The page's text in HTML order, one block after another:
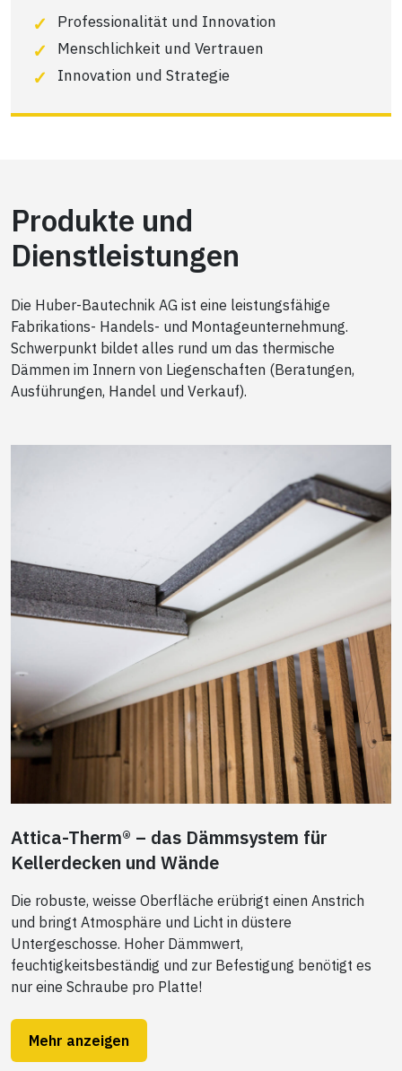
Professionalität und Innovation
Menschlichkeit und Vertrauen
Innovation und Strategie
Produkte und
Dienstleistungen
Die Huber-Bautechnik AG ist eine leistungsfähige
Fabrikations- Handels- und Montageunternehmung.
Schwerpunkt bildet alles rund um das thermische
Dämmen im Innern von Liegenschaften (Beratungen,
Ausführungen, Handel und Verkauf).
Attica-Therm® – das Dämmsystem für
Kellerdecken und Wände
Die robuste, weisse Oberfläche erübrigt einen Anstrich
und bringt Atmosphäre und Licht in düstere
Untergeschosse. Hoher Dämmwert,
feuchtigkeitsbeständig und zur Befestigung benötigt es
nur eine Schraube pro Platte!
Mehr anzeigen